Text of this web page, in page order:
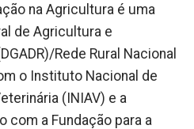
na Agricultura é uma
de Agricultura e
Rede Rural Nacional
o Instituto Nacional de
(INIAV) e a
com a Fundação para a